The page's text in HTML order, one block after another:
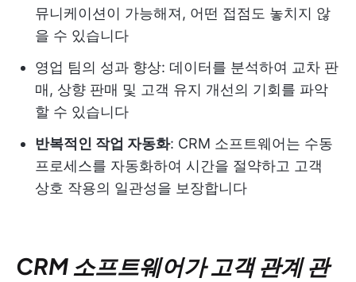
뮤니케이션이 가능해져, 어떤 접점도 놓치지 않
을 수 있습니다
영업 팀의 성과 향상: 데이터를 분석하여 교차 판
매, 상향 판매 및 고객 유지 개선의 기회를 파악
할 수 있습니다
반복적인 작업 자동화: CRM 소프트웨어는 수동
프로세스를 자동화하여 시간을 절약하고 고객
상호 작용의 일관성을 보장합니다
CRM 소프트웨어가 고객 관계 관